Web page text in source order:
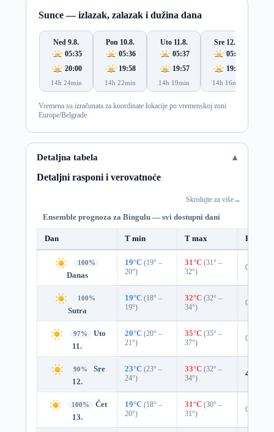
Sunce — izlazak, zalazak i dužina dana
Ned 9.8.
05:35
20:00
14h 24min
Pon 10.8.
05:36
19:58
14h 22min
Uto 11.8.
05:37
19:57
14h 19min
Sre 12.8.
05:39
19:55
14h 16min
Vremena su izračunata za koordinate lokacije po vremenskoj zoni
Europe/Belgrade.
Detaljna tabela
Detaljni rasponi i verovatnoće
Skrolujte za više→
Ensemble prognoza za Bingulu — svi dostupni dani
Dan T min T max
100%
Danas
19°C (19° –
20°)
31°C (31° –
32°)
0%
100%
Sutra
19°C (18° –
19°)
32°C (32° –
34°)
0%
97%
Uto
11.
20°C (20° –
21°)
35°C (35° –
37°)
0%
90%
Sre
12.
23°C (23° –
24°)
33°C (32° –
34°)
4%
100%
Čet
13.
19°C (18° –
20°)
31°C (30° –
31°)
0%